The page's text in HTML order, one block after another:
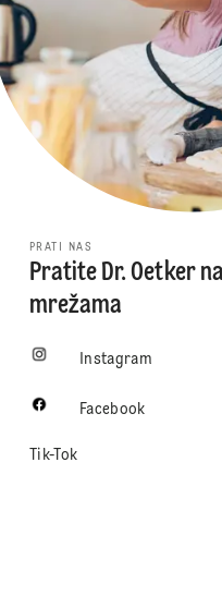
PRATI NAS
Pratite Dr. Oetker
mrežama
Instagram
Facebook
Tik-Tok